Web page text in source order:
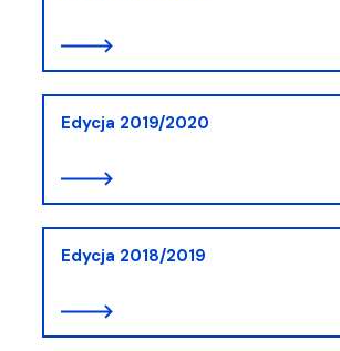
Edycja 2019/2020
Edycja 2018/2019